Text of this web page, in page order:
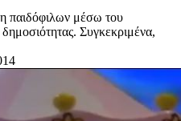
παιδόφιλων μέσω του
Συγκεκριμένα,